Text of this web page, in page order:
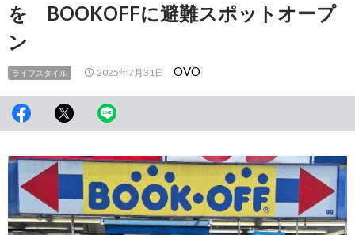
を BOOKOFFに避難スポットオープ
ン
ライフスタイル 2025年7月31日 OVO